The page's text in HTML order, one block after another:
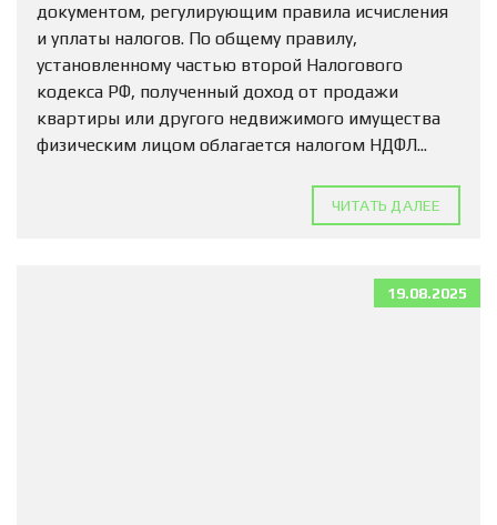
документом, регулирующим правила исчисления
и уплаты налогов. По общему правилу,
установленному частью второй Налогового
кодекса РФ, полученный доход от продажи
квартиры или другого недвижимого имущества
физическим лицом облагается налогом НДФЛ...
ЧИТАТЬ ДАЛЕЕ
19.08.2025